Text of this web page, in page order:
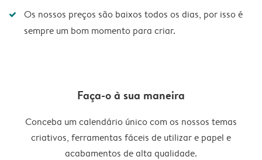
Os nossos preços são baixos todos os dias, por isso é
sempre um bom momento para criar.
Faça-o à sua maneira
Conceba um calendário único com os nossos temas
criativos, ferramentas fáceis de utilizar e papel e
acabamentos de alta qualidade.